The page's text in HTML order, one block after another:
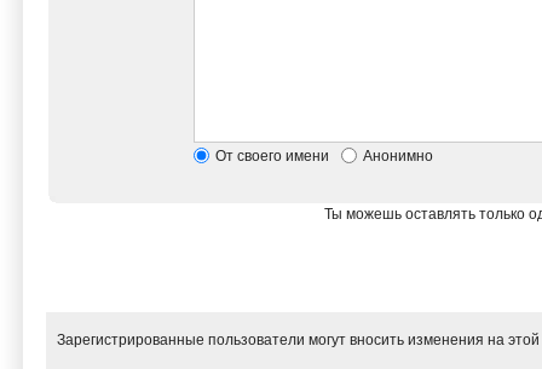
От своего имени Анонимно
Ты можешь оставлять только
Зарегистрированные пользователи могут вносить изменения на